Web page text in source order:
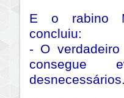
E o rabino
concluiu:
- O
consegue